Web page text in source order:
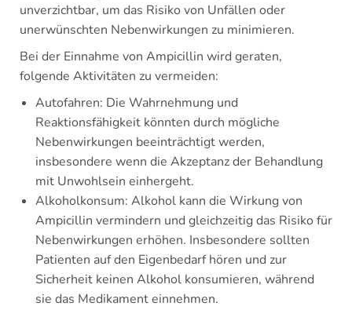
unverzichtbar, um das Risiko von Unfällen oder
unerwünschten Nebenwirkungen zu minimieren.
Bei der Einnahme von Ampicillin wird geraten,
folgende Aktivitäten zu vermeiden:
Autofahren: Die Wahrnehmung und
Reaktionsfähigkeit könnten durch mögliche
Nebenwirkungen beeinträchtigt werden,
insbesondere wenn die Akzeptanz der Behandlung
mit Unwohlsein einhergeht.
Alkoholkonsum: Alkohol kann die Wirkung von
Ampicillin vermindern und gleichzeitig das Risiko für
Nebenwirkungen erhöhen. Insbesondere sollten
Patienten auf den Eigenbedarf hören und zur
Sicherheit keinen Alkohol konsumieren, während
sie das Medikament einnehmen.